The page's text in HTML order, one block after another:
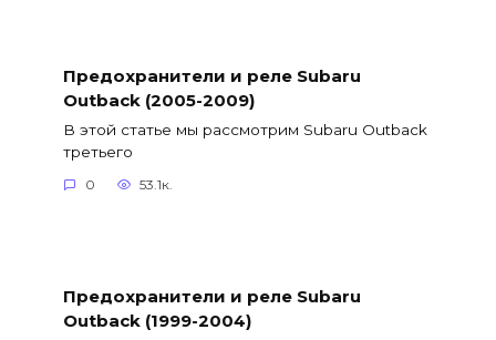
Предохранители и реле Subaru
Outback (2005-2009)
В этой статье мы рассмотрим Subaru Outback
третьего
0 53.1к.
Предохранители и реле Subaru
Outback (1999-2004)